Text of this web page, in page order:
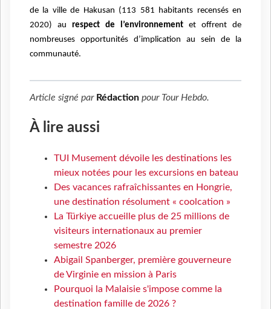
de la ville de Hakusan (113 581 habitants recensés en
2020) au respect de l’environnement et offrent de
nombreuses opportunités d’implication au sein de la
communauté.
Article signé par Rédaction pour Tour Hebdo.
À lire aussi
TUI Musement dévoile les destinations les
mieux notées pour les excursions en bateau
Des vacances rafraîchissantes en Hongrie,
une destination résolument « coolcation »
La Türkiye accueille plus de 25 millions de
visiteurs internationaux au premier
semestre 2026
Abigail Spanberger, première gouverneure
de Virginie en mission à Paris
Pourquoi la Malaisie s'impose comme la
destination famille de 2026 ?